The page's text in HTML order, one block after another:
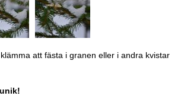
att fästa i granen eller i andra kvistar